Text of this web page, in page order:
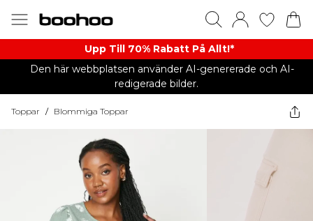
Upp Till 70% Rabatt På Allt!*
Den här webbplatsen använder AI-genererade och AI-
redigerade bilder.
Toppar / Blommiga Toppar